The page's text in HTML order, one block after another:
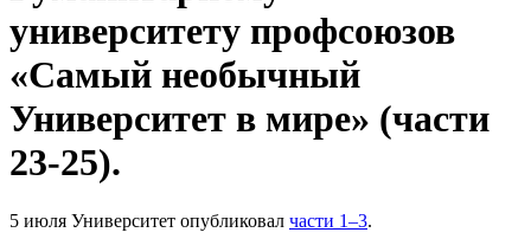
университету профсоюзов
«Самый необычный
Университет в мире» (части
23-25).
5 июля Университет опубликовал части 1–3.